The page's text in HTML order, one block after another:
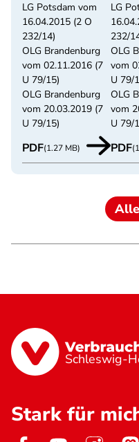
LG Potsdam vom
16.04.2015 (2 O
232/14)
OLG Brandenburg
vom 02.11.2016 (7
U 79/15)
OLG Brandenburg
vom 20.03.2019 (7
U 79/15)
PDF(1.27 MB)
LG
232/
OLG
vom
U 79/
OLG
vom
U 79/
PDF
Schleswig-
Stark für